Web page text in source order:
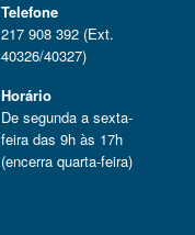
Telefone
217 908 392 (Ext.
40326/40327)
Horário
De segunda a sexta-
feira das 9h às 17h
(encerra quarta-feira)